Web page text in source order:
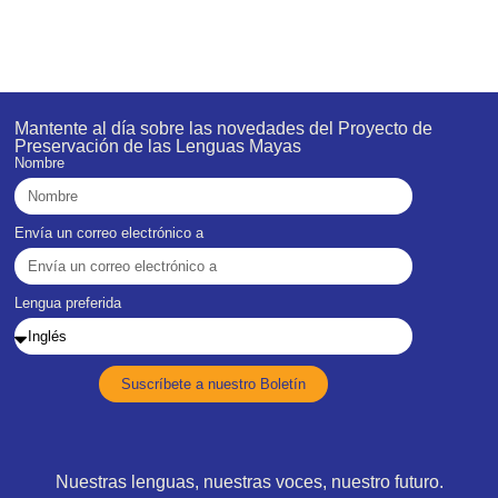
Mantente al día sobre las novedades del Proyecto de
Preservación de las Lenguas Mayas
Nombre
Envía un correo electrónico a
Lengua preferida
Suscríbete a nuestro Boletín
Nuestras lenguas, nuestras voces, nuestro futuro.